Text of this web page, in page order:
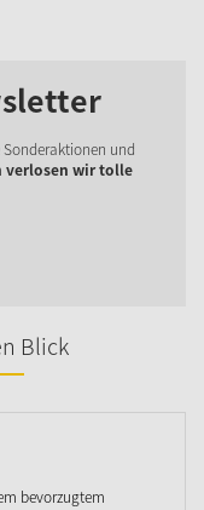
und
verlosen wir tolle
Blick
bevorzugtem